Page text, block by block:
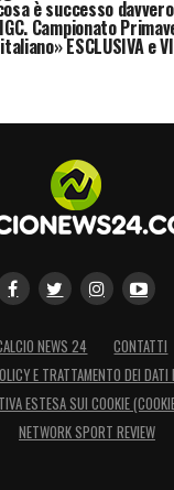
è successo
Campionato
ESCLUSIVA e
NEWS 24 CONTATTI
E TRATTAMENTO DEI DATI
ESTESA SUI COOKIE
NETWORK SPORT REVIEW